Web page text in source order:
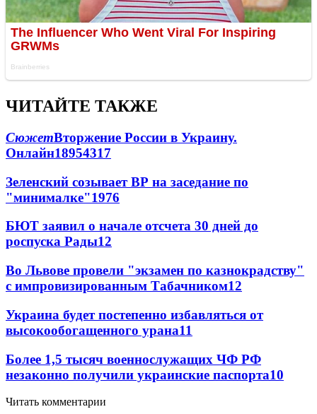
ЧИТАЙТЕ ТАКЖЕ
СюжетВторжение России в Украину.
Онлайн18954317
Зеленский созывает ВР на заседание по
"минималке"1976
БЮТ заявил о начале отсчета 30 дней до
роспуска Рады12
Во Львове провели "экзамен по казнокрадству"
с импровизированным Табачником12
Украина будет постепенно избавляться от
высокообогащенного урана11
Более 1,5 тысяч военнослужащих ЧФ РФ
незаконно получили украинские паспорта10
Читать комментарии